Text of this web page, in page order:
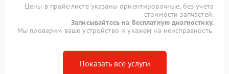
Цены в прайс-листе указаны ориентировочные, без учета
стоимости запчастей.
Записывайтесь на бесплатную диагностику.
Мы проверим ваше устройство и укажем на неисправность.
Показать все услуги